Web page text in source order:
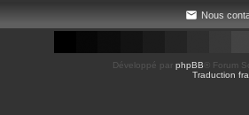
Nous
Développé par phpBB ® Forum
Traduction